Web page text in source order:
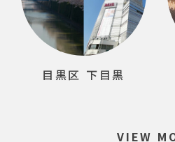
目黒区 下目黒
VIEW